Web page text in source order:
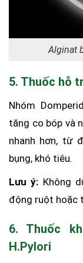
Alginat
5. Thuốc hỗ
Nhóm
tăng co bóp và
nhanh hơn, từ
bụng, khó tiêu.
Lưu ý: Không
động ruột hoặc
6. Thuốc
H.Pylori